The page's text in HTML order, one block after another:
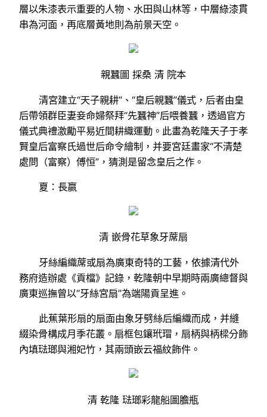
層以朱漆表示重要的人物、水田與山林等，中層綠漆貫
串為河面，再底層黃地則為前景天空。
親蠶圖 採桑 清 院本
清宮建立“天子親耕”、“皇后親蠶”儀式，后者由皇
后帶領群臣妻妾命婦祭拜“先蠶神”后喂養蠶，透過官方
儀式典禮激勵平易近間耕織運動。此畫為乾隆天子于孝
賢皇后富察氏過世后命令繪制，并要宮廷畫家“不清楚
處問（富察）傅恒”，猜測是留念皇后之作。
夏：長嬴
清 嵌骨花草象牙蓆扇
牙絲編織蓆或扇為廣東奇特的工藝，依據清代外
務府造辦處《貢檔》記錄，乾隆朝中早期時兩廣總督與
廣東巡撫曾以“牙絲宮扇”為端陽貢呈進。
此蕉葉形扇的扇面由象牙劈絲后編織而成，并縫
綴染骨構成月季花叢。扇框包鑲玳瑁，扇柄與柄樑分飾
內填琺瑯與湘妃竹，其兩頭嵌云福紋飾件。
清 乾隆 琺瑯彩龍船圖膽瓶